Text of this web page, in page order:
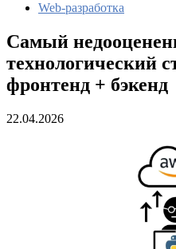
Web-разработка
Самый
технологический
фронтенд + бэкенд
22.04.2026